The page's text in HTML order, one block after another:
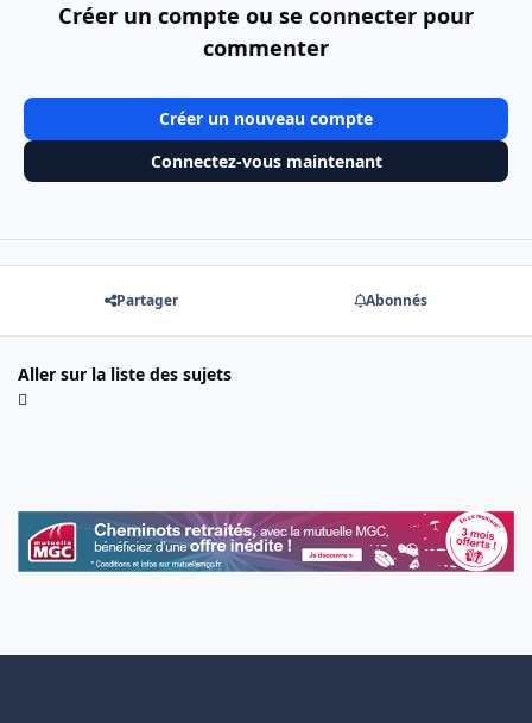
Créer un compte ou se connecter pour
commenter
Créer un nouveau compte
Connectez-vous maintenant
Partager Abonnés
Aller sur la liste des sujets